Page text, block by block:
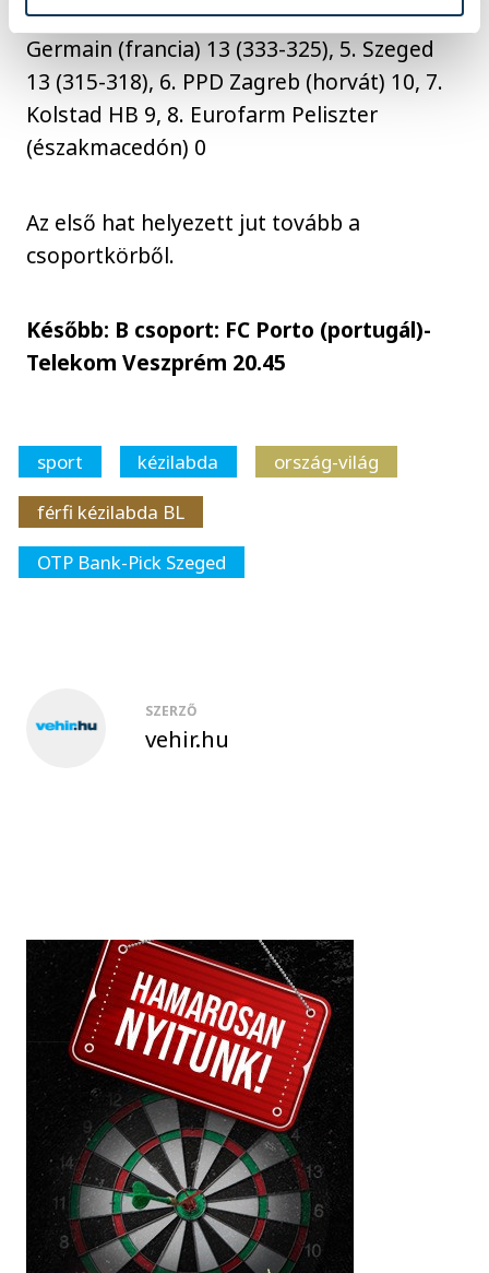
(lengyel) 13 (321-309), 4. Paris Saint-
Germain (francia) 13 (333-325), 5. Szeged
13 (315-318), 6. PPD Zagreb (horvát) 10, 7.
Kolstad HB 9, 8. Eurofarm Peliszter
(északmacedón) 0
Az első hat helyezett jut tovább a
csoportkörből.
Később: B csoport: FC Porto (portugál)-
Telekom Veszprém 20.45
sport kézilabda
ország-világ
férfi kézilabda BL
OTP Bank-Pick Szeged
SZERZŐ
vehir.hu